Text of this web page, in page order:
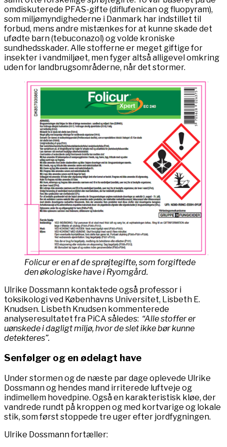
omdiskuterede PFAS-gifte (diflufenican og fluopyram),
som miljømyndighederne i Danmark har indstillet til
forbud, mens andre mistænkes for at kunne skade det
ufødte barn (tebuconazol) og volde kroniske
sundhedsskader. Alle stofferne er meget giftige for
insekter i vandmiljøet, men fyger altså alligevel omkring
uden for landbrugsområderne, når det stormer.
Folicur er en af de sprøjtegifte, som forgiftede
den økologiske have i Ryomgård.
Ulrike Dossmann kontaktede også professor i
toksikologi ved Københavns Universitet, Lisbeth E.
Knudsen. Lisbeth Knudsen kommenterede
analyseresultatet fra PiCA således: “Alle stoffer er
uønskede i dagligt miljø, hvor de slet ikke bør kunne
detekteres”.
Senfølger og en ødelagt have
Under stormen og de næste par dage oplevede Ulrike
Dossmann og hendes mand irriterede luftveje og
indimellem hovedpine. Også en karakteristisk kløe, der
vandrede rundt på kroppen og med kortvarige og lokale
stik, som først stoppede tre uger efter jordfygningen.
Ulrike Dossmann fortæller: